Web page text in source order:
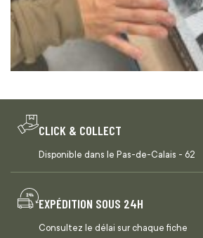
CLICK & COLLECT
Disponible dans le Pas-de-Calais - 62
EXPÉDITION SOUS 24H
Consultez le délai sur chaque fiche